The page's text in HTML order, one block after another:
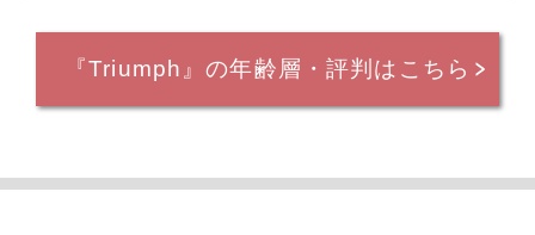
『Triumph』の年齢層・評判はこちら